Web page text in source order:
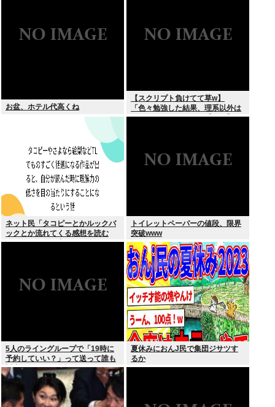
お盆、ホテル代高くね
【スクリプト負けてて草w】
「色々勉強した結果、理系以外は
エラー品だと気付いた【ガチ】」
ネット民「タコピーとかルックバ
ックとか流れてくる感想を読む
と、俺って理解力低すぎ！？ って
トイレットペーパーの値段、限界
突破www
5人のライングループで「19時に
予約していい？」って送って誰も
返事しないから無視でいいよね？
夏休みにおんJ民で集団ジサツす
るか